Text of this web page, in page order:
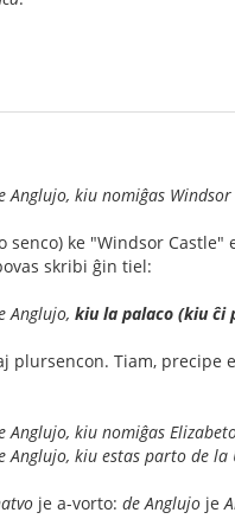
kiu nomiĝas Windsor
senco) ke "Windsor
skribi ĝin tiel:
Anglujo, kiu la palaco (kiu ĉi
plursencon. Tiam,
kiu nomiĝas
kiu estas parto de
je a-vorto: de Anglujo je